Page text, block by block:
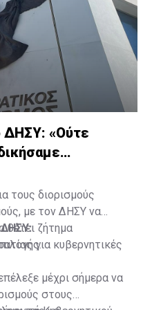
ΔΗΣΥ: «Ούτε
τους διορισμούς
με τον ΔΗΣΥ να
θέτει ζήτημα
ΔΗΣΥ:
για κυβερνητικές
μέχρι σήμερα να
στους